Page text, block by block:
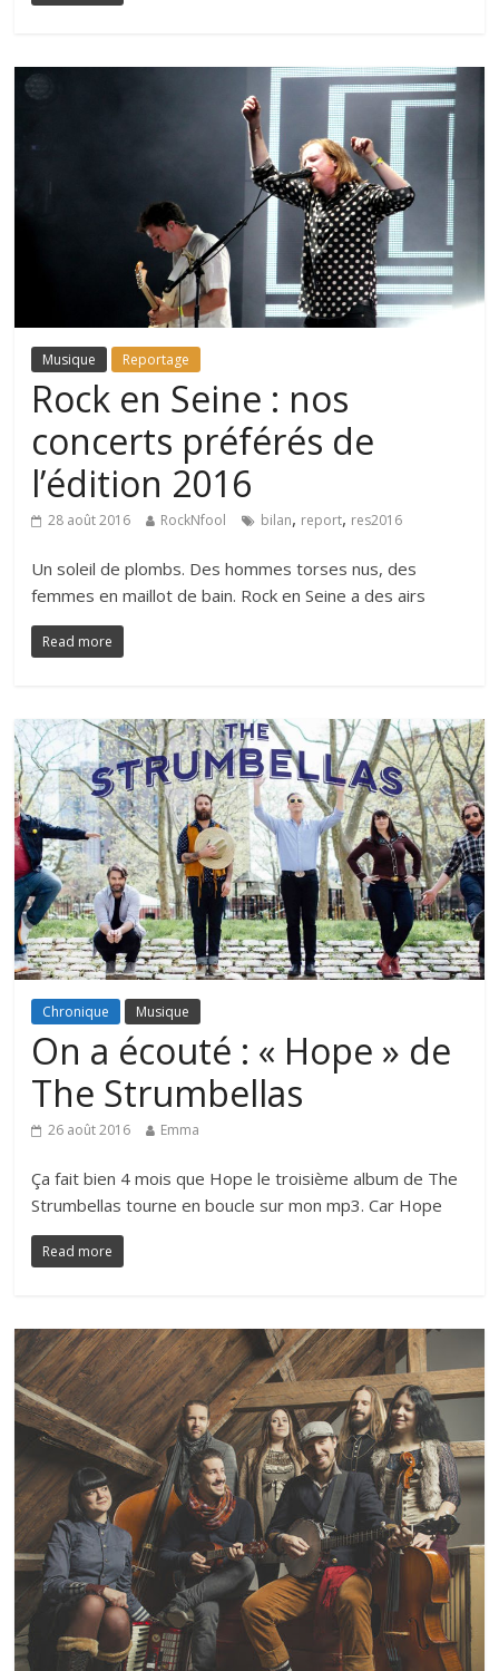
Musique Reportage
Rock en Seine : nos
concerts préférés de
l’édition 2016
28 août 2016 RockNfool bilan, report, res2016
Un soleil de plombs. Des hommes torses nus, des
femmes en maillot de bain. Rock en Seine a des airs
Read more
Chronique Musique
On a écouté : « Hope » de
The Strumbellas
26 août 2016 Emma
Ça fait bien 4 mois que Hope le troisième album de The
Strumbellas tourne en boucle sur mon mp3. Car Hope
Read more